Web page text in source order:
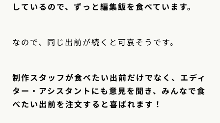
しているので、ずっと編集飯を食べています。
なので、同じ出前が続くと可哀そうです。
制作スタッフが食べたい出前だけでなく、エディ
ター・アシスタントにも意見を聞き、みんなで食
べたい出前を注文すると喜ばれます！